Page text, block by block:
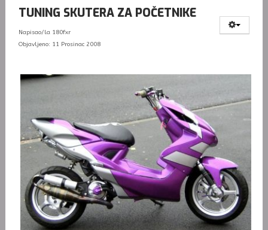
TUNING SKUTERA ZA POČETNIKE
Napisao/la 180fxr
Objavljeno: 11 Prosinac 2008